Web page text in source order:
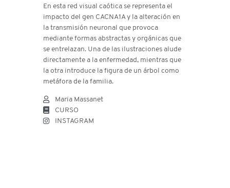
En esta red visual caótica se representa el
impacto del gen CACNA1A y la alteración en
la transmisión neuronal que provoca
mediante formas abstractas y orgánicas que
se entrelazan. Una de las ilustraciones alude
directamente a la enfermedad, mientras que
la otra introduce la figura de un árbol como
metáfora de la familia.
Maria Massanet
CURSO
INSTAGRAM